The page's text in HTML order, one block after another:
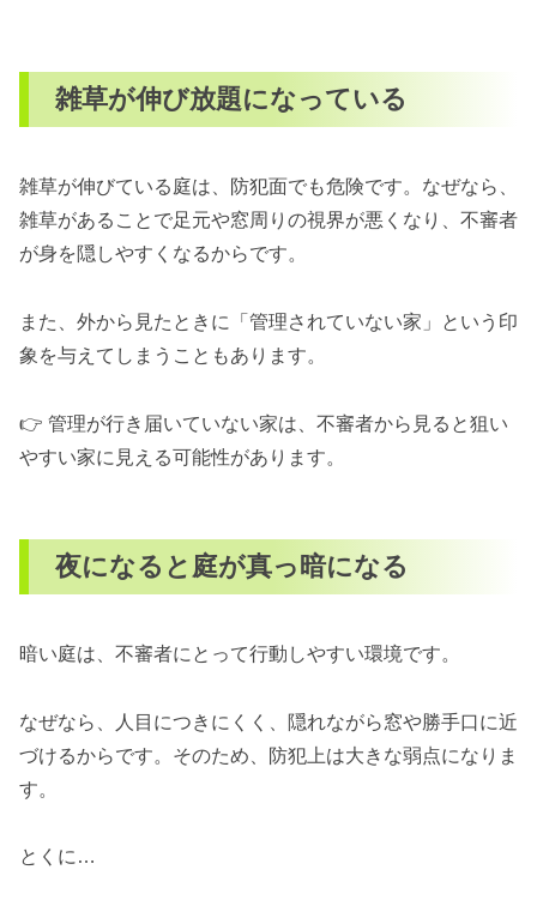
雑草が伸び放題になっている
雑草が伸びている庭は、防犯面でも危険です。なぜなら、
雑草があることで足元や窓周りの視界が悪くなり、不審者
が身を隠しやすくなるからです。
また、外から見たときに「管理されていない家」という印
象を与えてしまうこともあります。
👉 管理が行き届いていない家は、不審者から見ると狙い
やすい家に見える可能性があります。
夜になると庭が真っ暗になる
暗い庭は、不審者にとって行動しやすい環境です。
なぜなら、人目につきにくく、隠れながら窓や勝手口に近
づけるからです。そのため、防犯上は大きな弱点になりま
す。
とくに…